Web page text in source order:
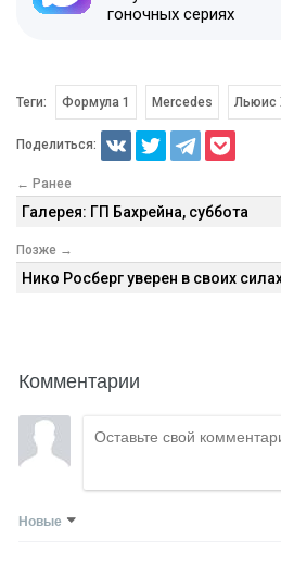
гоночных сериях
Теги: Формула 1 Mercedes Льюис
Поделиться:
← Ранее
Галерея: ГП Бахрейна, суббота
Позже →
Нико Росберг уверен в своих
Комментарии
Новые